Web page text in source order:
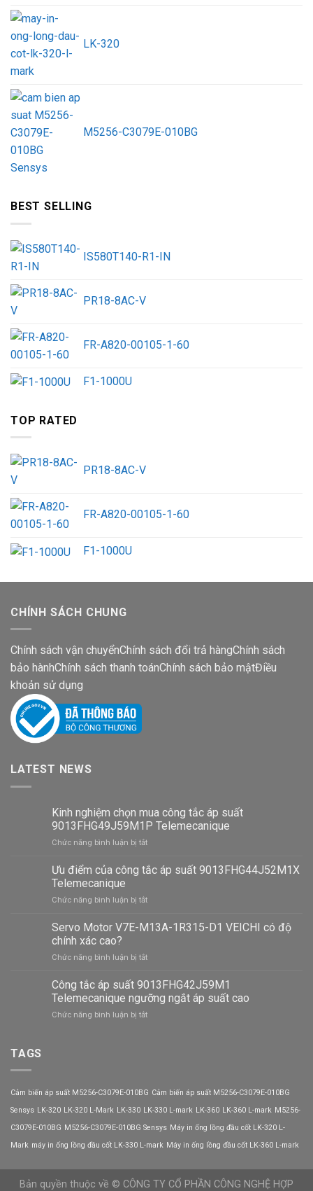
LK-320
M5256-C3079E-010BG
BEST SELLING
IS580T140-R1-IN
PR18-8AC-V
FR-A820-00105-1-60
F1-1000U
TOP RATED
PR18-8AC-V
FR-A820-00105-1-60
F1-1000U
CHÍNH SÁCH CHUNG
Chính sách vận chuyểnChính sách đổi trả hàngChính sách
bảo hànhChính sách thanh toánChính sách bảo mậtĐiều
khoản sử dụng
LATEST NEWS
Kinh nghiệm chọn mua công tắc áp suất
9013FHG49J59M1P Telemecanique
Chức năng bình luận bị tắtở
nghiệm
công
áp
Telemecanique
Ưu điểm của công tắc áp suất 9013FHG44J52M1X
Telemecanique
Chức năng bình luận bị tắtở
điểm
tắc
suất
9013FHG44J52M1X
Telemecanique
Servo Motor V7E-M13A-1R315-D1 VEICHI có độ
chính xác cao?
Chức năng bình luận bị tắtở
Motor
V7E-
M13A-
1R315-
xác
Công tắc áp suất 9013FHG42J59M1
Telemecanique ngưỡng ngắt áp suất cao
Chức năng bình luận bị tắtở
ngưỡng
ngắt
suất
cao
TAGS
Cảm biến áp suất M5256-C3079E-010BG Cảm biến áp suất M5256-C3079E-010BG
Sensys LK-320 LK-320 L-Mark LK-330 LK-330 L-mark LK-360 LK-360 L-mark M5256-
C3079E-010BG M5256-C3079E-010BG Sensys Máy in ống lồng đầu cốt LK-320 L-
Mark máy in ống lồng đầu cốt LK-330 L-mark Máy in ống lồng đầu cốt LK-360 L-mark
Bản quyền thuộc về © CÔNG TY CỔ PHẦN CÔNG NGHỆ HỢP